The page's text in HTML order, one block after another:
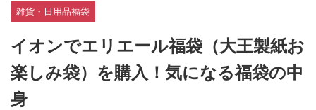
雑貨・日用品福袋
イオンでエリエール福袋（大王製紙お
楽しみ袋）を購入！気になる福袋の中
身